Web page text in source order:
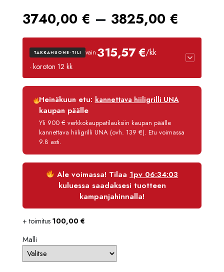
3740,00 € – 3825,00 €
TAKKAHUONE-TILI vain 315,57 €/kk
· koroton 12 kk
Luottoaika
12 kk
Korko
Käsittelymaksu
3,90 €/kk
Maksettava yhteensä
3 786,80 €
Heinäkuun etu: kannettava hiiligrilli UNA
kaupan päälle
Yli 900 € verkkokauppatilauksiin kaupan päälle
kannettava hiiligrilli UNA (ovh. 139 €). Etu voimassa
9.8 asti.
Ale voimassa! Tilaa 1pv 06:34:02
kuluessa saadaksesi tuotteen
kampanjahinnalla!
+ toimitus 100,00 €
Malli